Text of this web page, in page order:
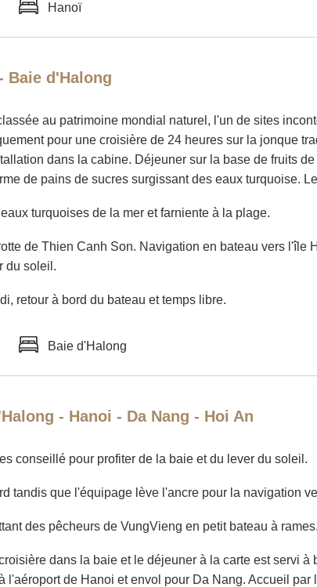
Hanoï
Baie d'Halong
au patrimoine mondial naturel, l'un de sites
pour une croisière de 24 heures sur la jonque
dans la cabine. Déjeuner sur la base de fruits
de pains de sucres surgissant des eaux turquoise.
turquoises de la mer et farniente à la plage.
de Thien Canh Son. Navigation en bateau vers
du soleil.
retour à bord du bateau et temps libre.
Baie d'Halong
- Hanoi - Da Nang - Hoi An
conseillé pour profiter de la baie et du lever du soleil.
tandis que l'équipage lève l'ancre pour la navigation
des pêcheurs de VungVieng en petit bateau à
dans la baie et le déjeuner à la carte est servi
l'aéroport de Hanoi et envol pour Da Nang. Accueil